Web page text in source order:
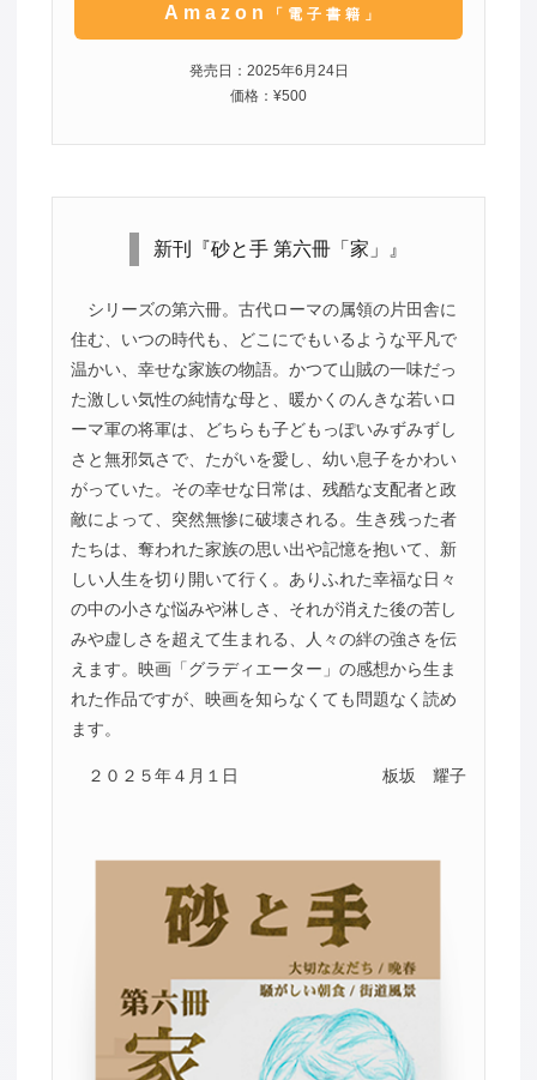
Amazon 「電子書籍」
発売日：2025年6月24日
価格：¥500
新刊『砂と手 第六冊「家」』
シリーズの第六冊。古代ローマの属領の片田舎に
住む、いつの時代も、どこにでもいるような平凡で
温かい、幸せな家族の物語。かつて山賊の一味だっ
た激しい気性の純情な母と、暖かくのんきな若いロ
ーマ軍の将軍は、どちらも子どもっぽいみずみずし
さと無邪気さで、たがいを愛し、幼い息子をかわい
がっていた。その幸せな日常は、残酷な支配者と政
敵によって、突然無惨に破壊される。生き残った者
たちは、奪われた家族の思い出や記憶を抱いて、新
しい人生を切り開いて行く。ありふれた幸福な日々
の中の小さな悩みや淋しさ、それが消えた後の苦し
みや虚しさを超えて生まれる、人々の絆の強さを伝
えます。映画「グラディエーター」の感想から生ま
れた作品ですが、映画を知らなくても問題なく読め
ます。
２０２５年４月１日 板坂 耀子